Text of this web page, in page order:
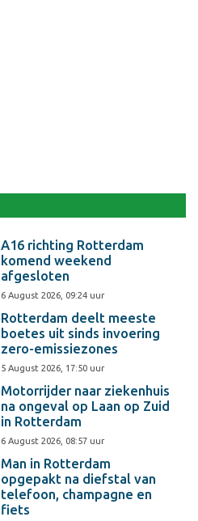
A16 richting Rotterdam
komend weekend
afgesloten
6 August 2026, 09:24 uur
Rotterdam deelt meeste
boetes uit sinds invoering
zero-emissiezones
5 August 2026, 17:50 uur
Motorrijder naar ziekenhuis
na ongeval op Laan op Zuid
in Rotterdam
6 August 2026, 08:57 uur
Man in Rotterdam
opgepakt na diefstal van
telefoon, champagne en
fiets